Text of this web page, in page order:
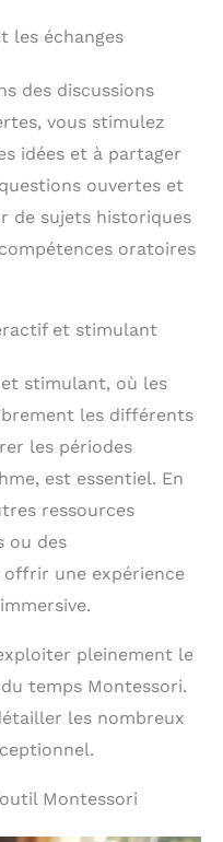
les échanges
des discussions
vous stimulez
idées et à partager
ouvertes et
de sujets historiques
oratoires
et stimulant
stimulant, où les
les différents
les périodes
est essentiel. En
ressources
ou des
offrir une expérience
pleinement le
temps Montessori.
les nombreux
Montessori